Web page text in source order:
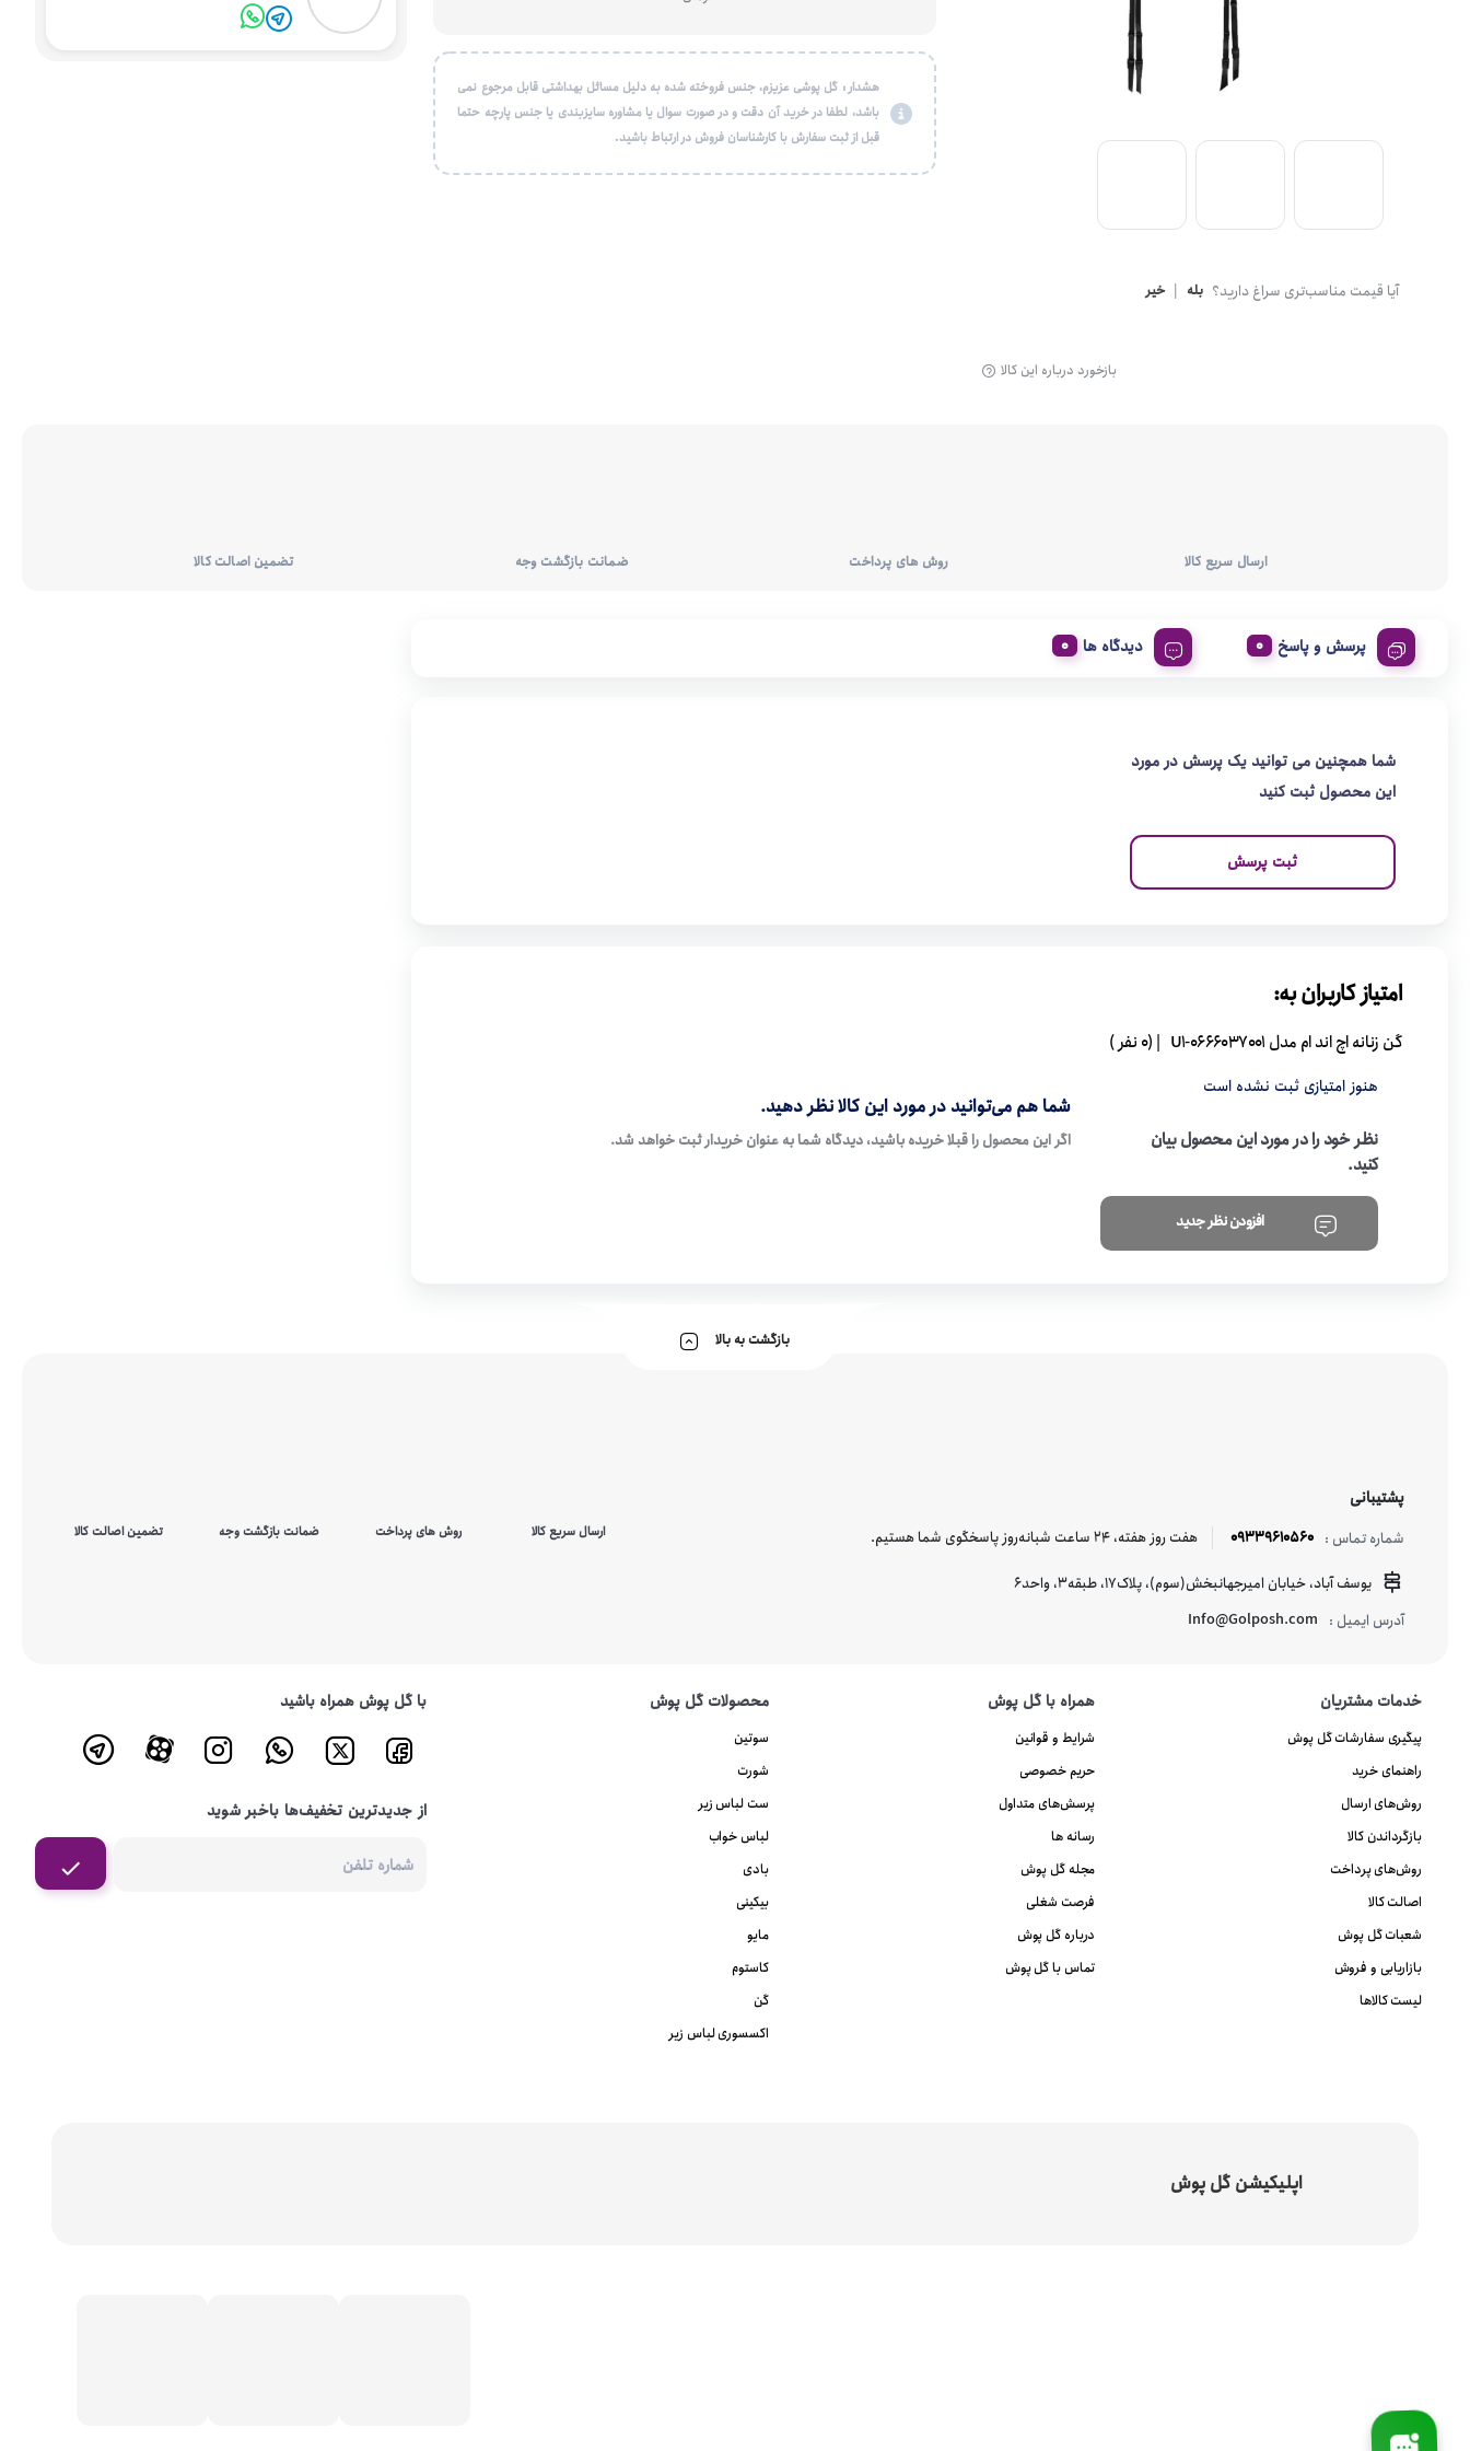
گن
آیا قیمت مناسب‌تری سراغ دارید؟ بله خیر
بازخورد درباره این کالا
هشدار : گل پوشی عزیزم، جنس فروخته شده به دلیل مسائل بهداشتی قابل مرجوع نمی
باشد، لطفا در خرید آن دقت و در صورت سوال یا مشاوره سایزبندی یا جنس پارچه حتما
قبل از ثبت سفارش با کارشناسان فروش در ارتباط باشید.
ارسال سریع کالا روش های پرداخت ضمانت بازگشت وجه تضمین اصالت کالا
پرسش و پاسخ دیدگاه ها
شما همچنین می توانید یک پرسش در مورد
این محصول ثبت کنید
ثبت پرسش
امتیاز کاربران به:
گن زنانه اچ اند ام مدل U1-0666037001 | (0 نفر )
هنوز امتیازی ثبت نشده است
نظر خود را در مورد این محصول بیان
کنید.
افزودن نظر جدید
شما هم می‌توانید در مورد این کالا نظر دهید.
اگر این محصول را قبلا خریده باشید، دیدگاه شما به عنوان خریدار ثبت خواهد شد.
بازگشت به بالا
پشتیبانی
شماره تماس : 09339610560
هفت روز هفته، ۲۴ ساعت شبانه‌روز پاسخگوی شما هستیم.
یوسف آباد، خیابان امیرجهانبخش(سوم)، پلاک17، طبقه3، واحد6
آدرس ایمیل : Info@Golposh.com
ارسال سریع کالا روش های پرداخت ضمانت بازگشت وجه تضمین اصالت کالا
خدمات مشتریان
پیگیری سفارشات گل پوش
راهنمای خرید
روش‌های ارسال
بازگرداندن کالا
روش‌های پرداخت
اصالت کالا
شعبات گل پوش
بازاریابی و فروش
لیست کالاها
همراه با گل پوش
شرایط و قوانین
حریم خصوصی
پرسش‌های متداول
رسانه ها
مجله گل پوش
فرصت شغلی
درباره گل پوش
تماس با گل پوش
محصولات گل پوش
سوتین
شورت
ست لباس زیر
لباس خواب
بادی
بیکینی
مایو
کاستوم
گن
اکسسوری لباس زیر
با گل پوش همراه باشید
از جدیدترین تخفیف‌ها باخبر شوید
اپلیکیشن گل پوش